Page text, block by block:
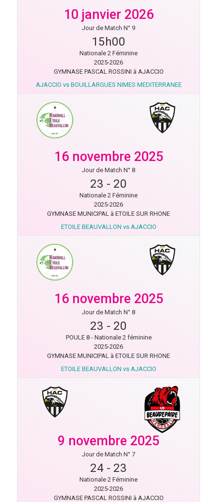
10 janvier 2026
Jour de Match N° 9
15h00
Nationale 2 Féminine
2025-2026
GYMNASE PASCAL ROSSINI à AJACCIO
AJACCIO vs BOUILLARGUES NIMES MEDITERRANEE
16 novembre 2025
Jour de Match N° 8
23 - 20
Nationale 2 Féminine
2025-2026
GYMNASE MUNICIPAL à ETOILE SUR RHONE
ETOILE BEAUVALLON vs AJACCIO
16 novembre 2025
Jour de Match N° 8
23 - 20
POULE 8 - Nationale 2 féminine
2025-2026
GYMNASE MUNICIPAL à ETOILE SUR RHONE
ETOILE BEAUVALLON vs AJACCIO
9 novembre 2025
Jour de Match N° 7
24 - 23
Nationale 2 Féminine
2025-2026
GYMNASE PASCAL ROSSINI à AJACCIO